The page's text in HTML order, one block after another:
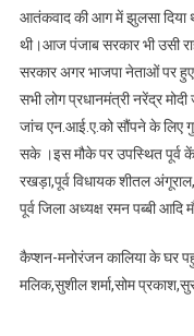
आतंकवाद की आग में झुलसा दिया
थी।आज पंजाब सरकार भी उसी
सरकार अगर भाजपा नेताओं पर हुए
सभी लोग प्रधानमंत्री नरेंद्र
जांच एन.आई.ए.को सौंपने के लिए
सके ।इस मौके पर उपस्थित पूर्व
रखड़ा,पूर्व विधायक शीतल
पूर्व जिला अध्यक्ष रमन पब्बी आदि
कैप्शन-मनोरंजन कालिया के घर
मलिक,सुशील शर्मा,सोम